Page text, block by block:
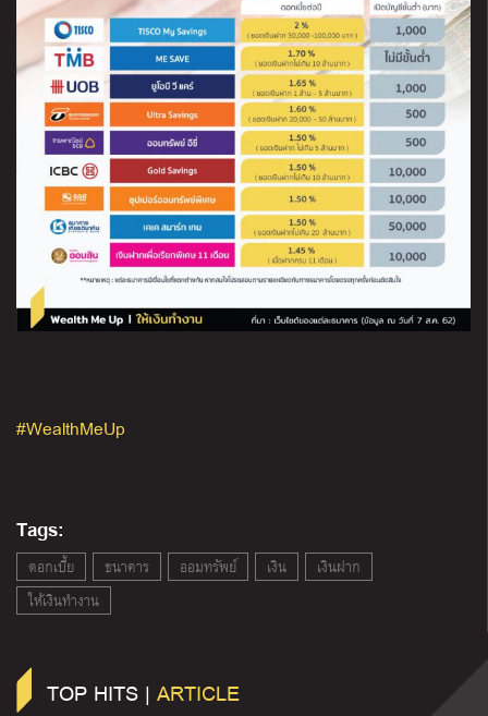
#WealthMeUp
Tags:
ดอกเบี้ย ธนาคาร ออมทรัพย์ เงิน
เงินฝาก
ให้เงินทำงาน
TOP HITS | ARTICLE